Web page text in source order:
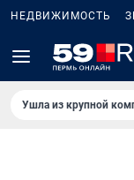
НЕДВИЖИМОСТЬ
Ушла из крупной